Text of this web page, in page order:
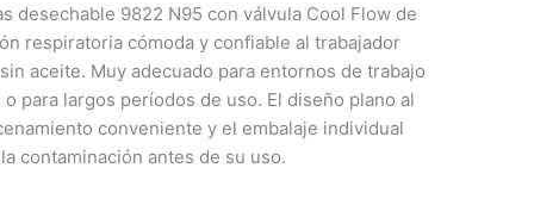
desechable 9822 N95 con válvula Cool Flow de
respiratoria cómoda y confiable al trabajador
aceite. Muy adecuado para entornos de trabajo
para largos períodos de uso. El diseño plano al
conveniente y el embalaje individual
contaminación antes de su uso.